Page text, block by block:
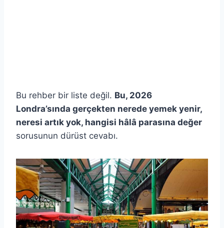
Bu rehber bir liste değil. Bu, 2026
Londra’sında gerçekten nerede yemek yenir,
neresi artık yok, hangisi hâlâ parasına değer
sorusunun dürüst cevabı.